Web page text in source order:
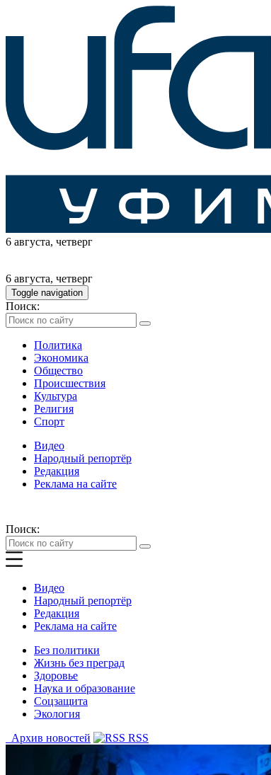
6 августа, четверг
6 августа, четверг
Toggle navigation
Поиск:
Политика
Экономика
Общество
Происшествия
Культура
Религия
Спорт
Видео
Народный репортёр
Редакция
Реклама на сайте
Поиск:
Видео
Народный репортёр
Редакция
Реклама на сайте
Без политики
Жизнь без преград
Здоровье
Наука и образование
Соцзащита
Экология
Архив новостей
RSS